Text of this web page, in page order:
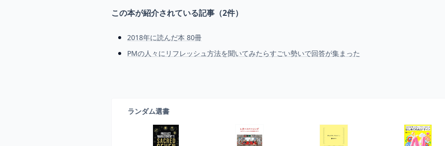
この本が紹介されている記事（2件）
2018年に読んだ本 80冊
PMの人々にリフレッシュ方法を聞いてみたらすごい勢いで回答が集まった
ランダム選書